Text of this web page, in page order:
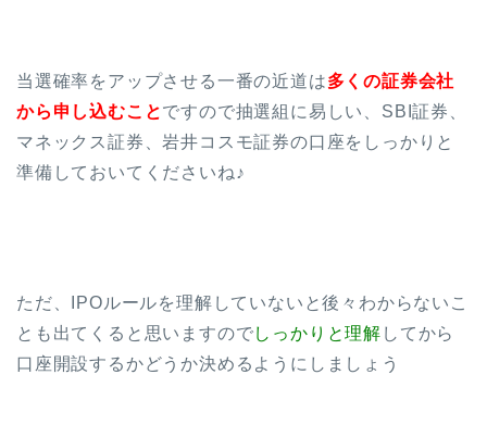
当選確率をアップさせる一番の近道は多くの証券会社
から申し込むことですので抽選組に易しい、SBI証券、
マネックス証券、岩井コスモ証券の口座をしっかりと
準備しておいてくださいね♪
ただ、IPOルールを理解していないと後々わからないこ
とも出てくると思いますのでしっかりと理解 してから
口座開設するかどうか決めるようにしましょう